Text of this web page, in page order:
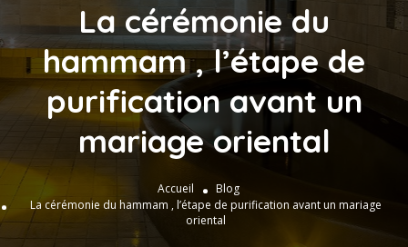
La cérémonie du
hammam , l’étape de
purification avant un
mariage oriental
Accueil
Blog
La cérémonie du hammam , l’étape de purification avant un mariage
oriental